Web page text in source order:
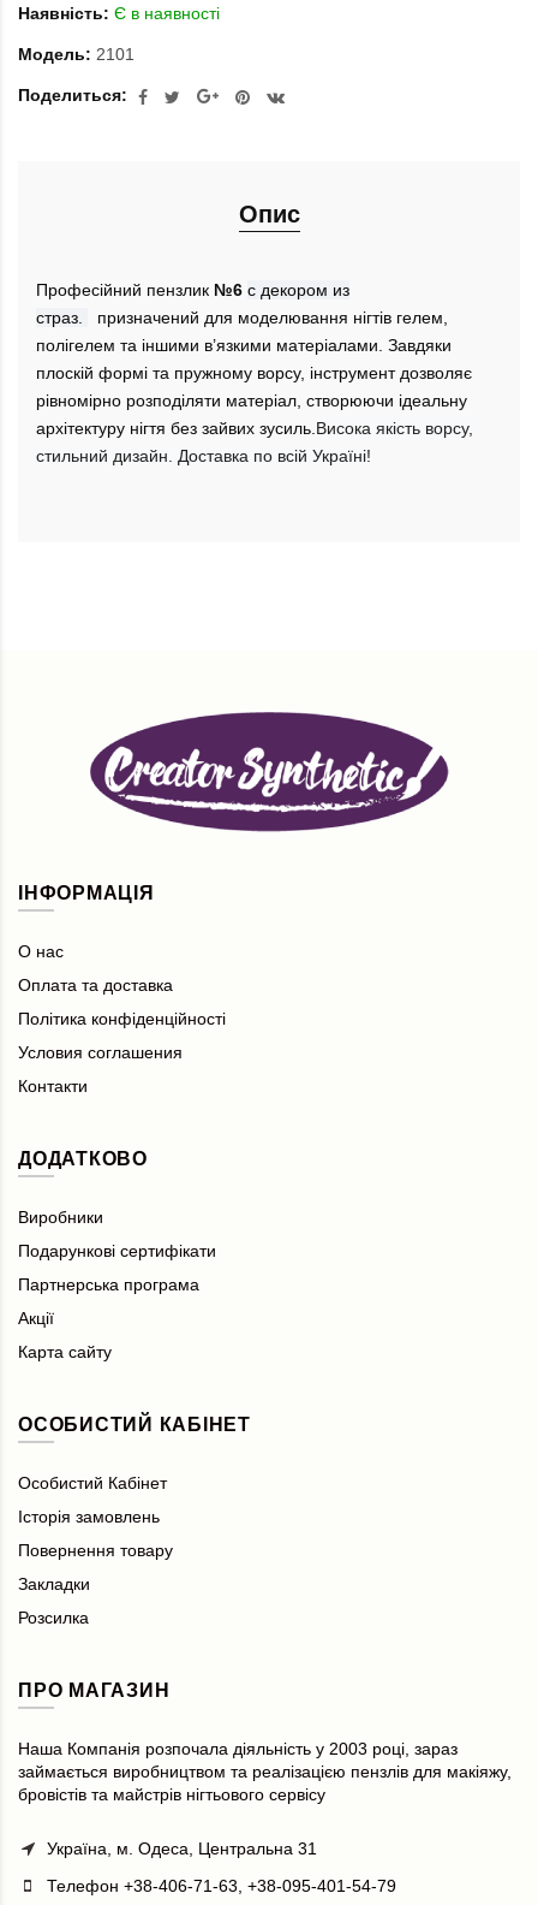
Наявність: Є в наявності
Модель: 2101
Поделиться:
Опис
Професійний пензлик №6 с декором из
страз.
призначений для моделювання нігтів гелем,
полігелем та іншими в’язкими матеріалами. Завдяки
плоскій формі та пружному ворсу, інструмент дозволяє
рівномірно розподіляти матеріал, створюючи ідеальну
архітектуру нігтя без зайвих зусиль. Висока якість ворсу,
стильний дизайн. Доставка по всій Україні!
ІНФОРМАЦІЯ
О нас
Оплата та доставка
Політика конфіденційності
Условия соглашения
Контакти
ДОДАТКОВО
Виробники
Подарункові сертифікати
Партнерська програма
Акції
Карта сайту
ОСОБИСТИЙ КАБІНЕТ
Особистий Кабінет
Історія замовлень
Повернення товару
Закладки
Розсилка
ПРО МАГАЗИН
Наша Компанія розпочала діяльність у 2003 році, зараз
займається виробництвом та реалізацією пензлів для макіяжу,
бровістів та майстрів нігтьового сервісу
Українa, м. Одеса, Центральна 31
Телефон +38-406-71-63, +38-095-401-54-79